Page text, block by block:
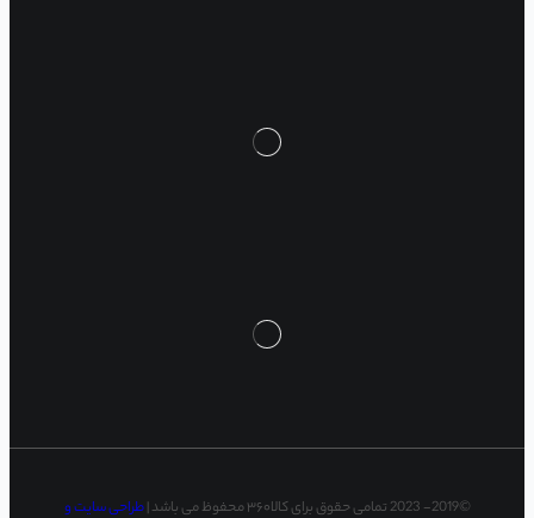
©2019- 2023 تمامی حقوق برای کالا۳۶۰ محفوظ می باشد | طراحی سایت و